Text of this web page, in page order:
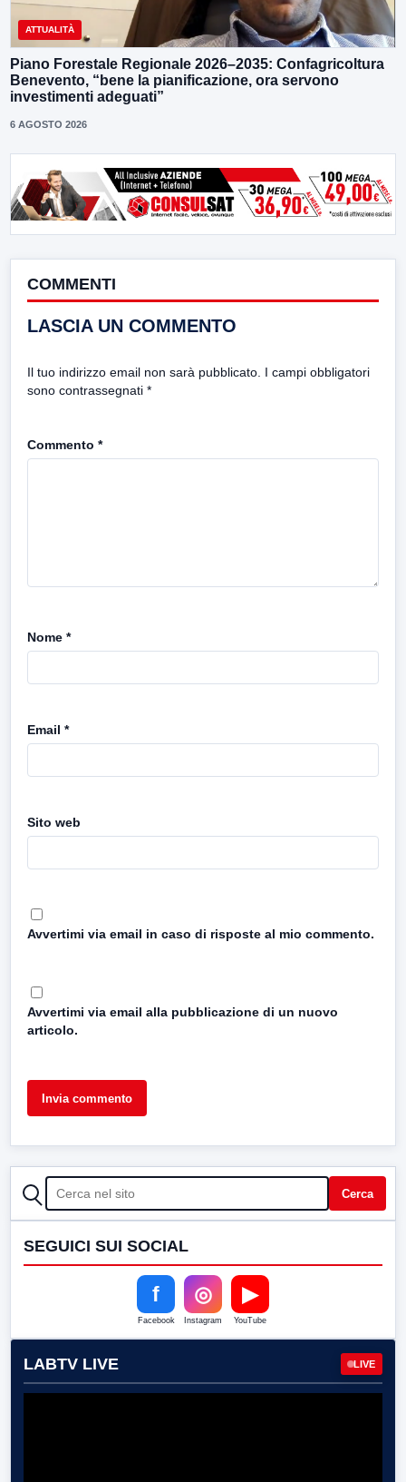
ATTUALITÀ
Piano Forestale Regionale 2026–2035: Confagricoltura
Benevento, “bene la pianificazione, ora servono
investimenti adeguati”
6 AGOSTO 2026
COMMENTI
LASCIA UN COMMENTO
Il tuo indirizzo email non sarà pubblicato. I campi obbligatori
sono contrassegnati *
Commento *
Nome *
Email *
Sito web
Avvertimi via email in caso di risposte al mio commento.
Avvertimi via email alla pubblicazione di un nuovo
articolo.
CERCA Cerca
SEGUICI SUI SOCIAL
f
Facebook
◎
Instagram
▶
YouTube
LABTV LIVE LIVE